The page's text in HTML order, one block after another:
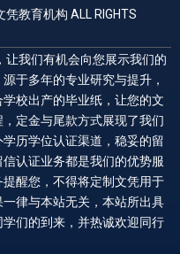
教育机构 ALL RIGHTS
我们有机会向您展示我们的
于多年的专业研究与提升，
校出产的毕业纸，让您的文
定金与尾款方式展现了我们
历学位认证渠道，稳妥的留
认证业务都是我们的优势服
醒您，不得将定制文凭用于
律与本站无关，本站所出具
们的到来，并热诚欢迎同行